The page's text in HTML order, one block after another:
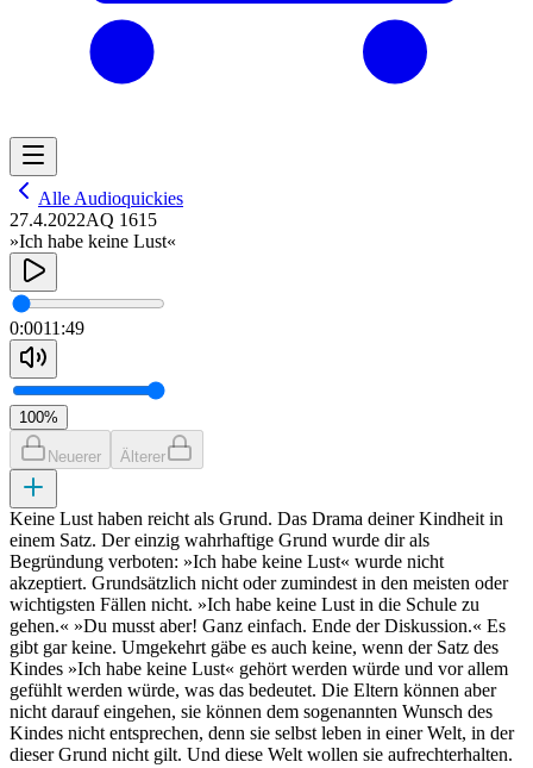
Alle Audioquickies
27.4.2022AQ 1615
»Ich habe keine Lust«
0:0011:49
100%
Neuerer Älterer
Keine Lust haben reicht als Grund. Das Drama deiner Kindheit in
einem Satz. Der einzig wahrhaftige Grund wurde dir als
Begründung verboten: »Ich habe keine Lust« wurde nicht
akzeptiert. Grundsätzlich nicht oder zumindest in den meisten oder
wichtigsten Fällen nicht. »Ich habe keine Lust in die Schule zu
gehen.« »Du musst aber! Ganz einfach. Ende der Diskussion.« Es
gibt gar keine. Umgekehrt gäbe es auch keine, wenn der Satz des
Kindes »Ich habe keine Lust« gehört werden würde und vor allem
gefühlt werden würde, was das bedeutet. Die Eltern können aber
nicht darauf eingehen, sie können dem sogenannten Wunsch des
Kindes nicht entsprechen, denn sie selbst leben in einer Welt, in der
dieser Grund nicht gilt. Und diese Welt wollen sie aufrechterhalten.